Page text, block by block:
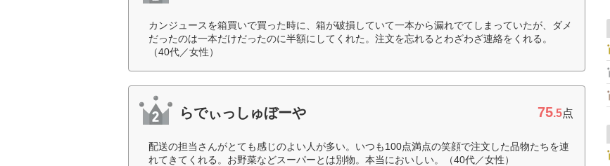
カンジュースを箱買いで買った時に、箱が破損していて一本から漏れでてしまっていたが、ダメ
だったのは一本だけだったのに半額にしてくれた。注文を忘れるとわざわざ連絡をくれる。
（40代／女性）
らでぃっしゅぼーや 75.5点
配送の担当さんがとても感じのよい人が多い。いつも100点満点の笑顔で注文した品物たちを連
れてきてくれる。お野菜などスーパーとは別物。本当においしい。（40代／女性）